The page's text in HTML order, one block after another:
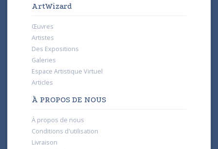
ArtWizard
Œuvres
Artistes
Des Expositions
Galeries
Espace Artistique Virtuel
Articles
À PROPOS DE NOUS
À propos de nous
Conditions d'utilisation
Livraison